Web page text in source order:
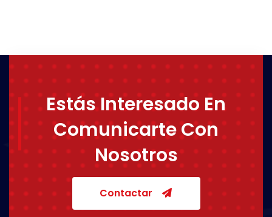
Estás Interesado En
Comunicarte Con
Nosotros
Contactar